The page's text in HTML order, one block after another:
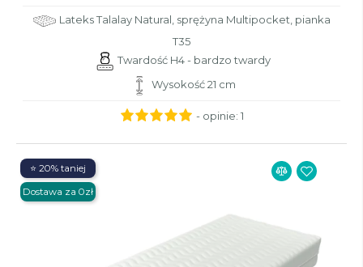
Lateks Talalay Natural, sprężyna Multipocket, pianka
T35
Twardość H4 - bardzo twardy
Wysokość 21 cm
- opinie: 1
⭐ 20% taniej
Dostawa za 0zł